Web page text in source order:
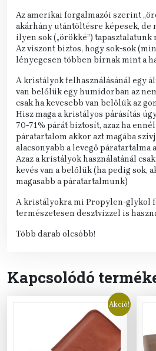
Az amerikai forgalmazói szerint
akárhány utántöltésre képesek, de
ilyen sok („örökké”)
Az viszont biztos, hogy sok-sok
lényegesen többen bírnak mint a
A kristályok felhasználásánál egy
van belőlük egy humidorban az
csak ha kevesebb van belőlük az
Hisz maga a kristályos párásítás
70-71% párát biztosít, azaz ha
páratartalom akkor azt magába
alacsonyabb a levegő páratartalma
Azaz a kristályok használatánál
kevés van a belőlük (ha pedig sok,
magasabb a páratartalmunk)
A kristályokra mi Propylen-glykol
természetesen desztvizzel is
Több darab olcsóbb!
Kapcsolódó
Akció!